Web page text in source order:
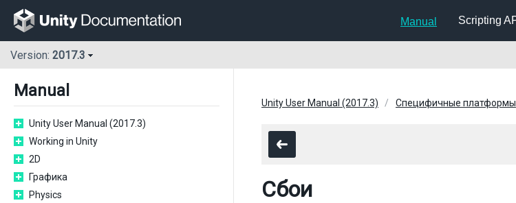
Manual Scripting
Version: 2017.3
Manual
Unity User Manual (2017.3)
Working in Unity
2D
Графика
Physics
Unity User Manual (2017.3) Специфичные платформы
Сбои